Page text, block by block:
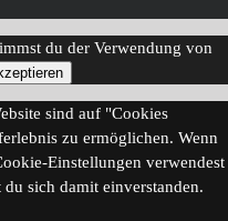
du der Verwendung von
sind auf "Cookies
zu ermöglichen. Wenn
Einstellungen verwendest
sich damit einverstanden.